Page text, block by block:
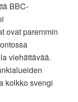
BBC-
ovat paremmin
viehättävää.
kolkko svengi